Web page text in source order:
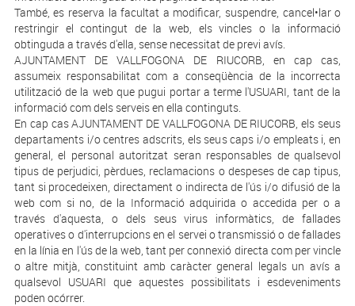
També, es reserva la facultat a modificar, suspendre, cancel•lar o
restringir el contingut de la web, els vincles o la informació
obtinguda a través d'ella, sense necessitat de previ avís.
AJUNTAMENT DE VALLFOGONA DE RIUCORB, en cap cas,
assumeix responsabilitat com a conseqüència de la incorrecta
utilització de la web que pugui portar a terme l'USUARI, tant de la
informació com dels serveis en ella continguts.
En cap cas AJUNTAMENT DE VALLFOGONA DE RIUCORB, els seus
departaments i/o centres adscrits, els seus caps i/o empleats i, en
general, el personal autoritzat seran responsables de qualsevol
tipus de perjudici, pèrdues, reclamacions o despeses de cap tipus,
tant si procedeixen, directament o indirecta de l'ús i/o difusió de la
web com si no, de la Informació adquirida o accedida per o a
través d'aquesta, o dels seus virus informàtics, de fallades
operatives o d'interrupcions en el servei o transmissió o de fallades
en la línia en l'ús de la web, tant per connexió directa com per vincle
o altre mitjà, constituint amb caràcter general legals un avís a
qualsevol USUARI que aquestes possibilitats i esdeveniments
poden ocórrer.